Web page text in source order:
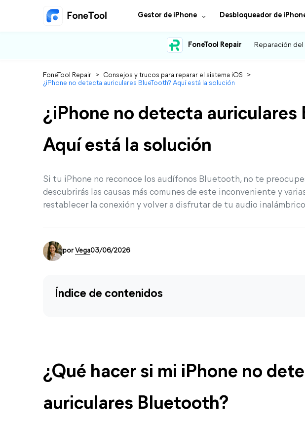
Gestor de iPhone Desbloqueador de
FoneTool Repair Reparación del
FoneTool Repair > Consejos y trucos para reparar el sistema iOS
>
¿iPhone no detecta auriculares BlueTooth? Aquí está la solución
¿iPhone no detecta auriculares
Aquí está la solución
Si tu iPhone no reconoce los audífonos Bluetooth, no te
descubrirás las causas más comunes de este inconveniente y
restablecer la conexión y volver a disfrutar de tu audio
por Vega03/06/2026
Índice de contenidos
¿Qué hacer si mi iPhone no
auriculares Bluetooth?